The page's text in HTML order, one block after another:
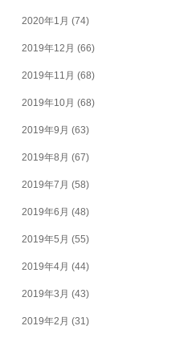
2020年1月 (74)
2019年12月 (66)
2019年11月 (68)
2019年10月 (68)
2019年9月 (63)
2019年8月 (67)
2019年7月 (58)
2019年6月 (48)
2019年5月 (55)
2019年4月 (44)
2019年3月 (43)
2019年2月 (31)